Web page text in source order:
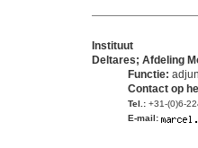
Instituut
Deltares; Afdeling
Functie:
Contact op
Tel.: +31-(0)6-
E-mail: